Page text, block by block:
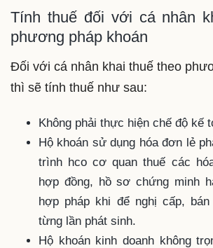
Tính thuế đối với cá nhân
phương pháp khoán
Đối với cá nhân khai thuế theo
thì sẽ tính thuế như sau:
Không phải thực hiện chế độ kế
Hộ khoán sử dụng hóa đơn lẻ
trình hco cơ quan thuế các
hợp đồng, hồ sơ chứng minh
hợp pháp khi để nghị cấp,
từng lần phát sinh.
Hộ khoán kinh doanh không